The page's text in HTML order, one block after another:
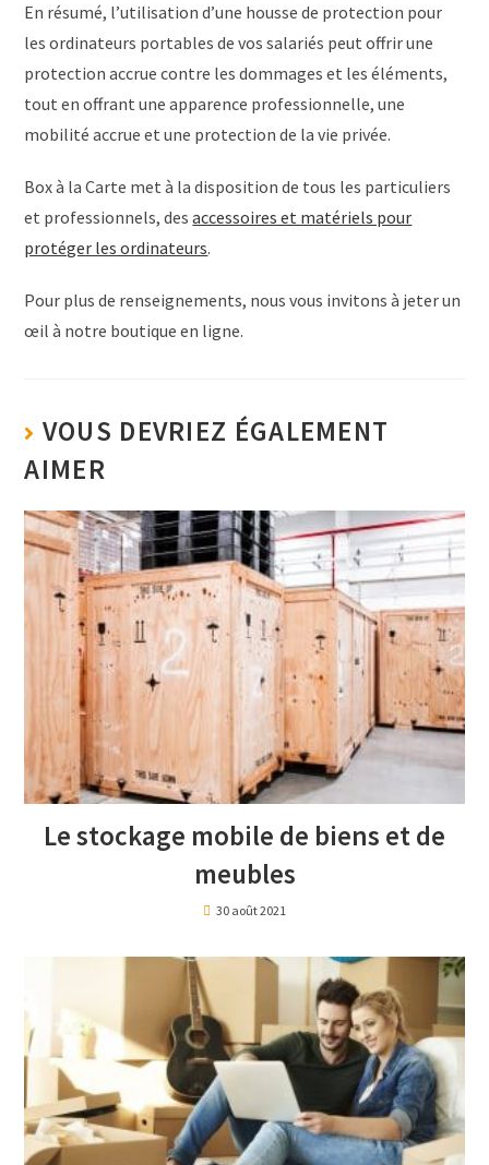
En résumé, l’utilisation d’une housse de protection pour
les ordinateurs portables de vos salariés peut offrir une
protection accrue contre les dommages et les éléments,
tout en offrant une apparence professionnelle, une
mobilité accrue et une protection de la vie privée.
Box à la Carte met à la disposition de tous les particuliers
et professionnels, desaccessoires et matériels pour
protéger les ordinateurs.
Pour plus de renseignements, nous vous invitons à jeter un
œil à notre boutique en ligne.
VOUS DEVRIEZ ÉGALEMENT
AIMER
Le stockage mobile de biens et de
meubles
30 août 2021